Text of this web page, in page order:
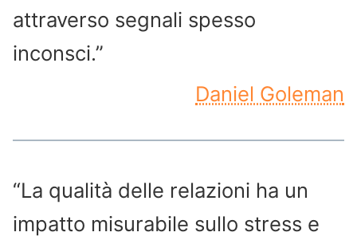
attraverso segnali spesso
inconsci.”
Daniel Goleman
“La qualità delle relazioni ha un
impatto misurabile sullo stress e